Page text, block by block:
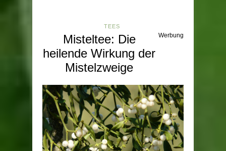
TEES
Misteltee: Die
heilende Wirkung der
Mistelzweige
Werbung